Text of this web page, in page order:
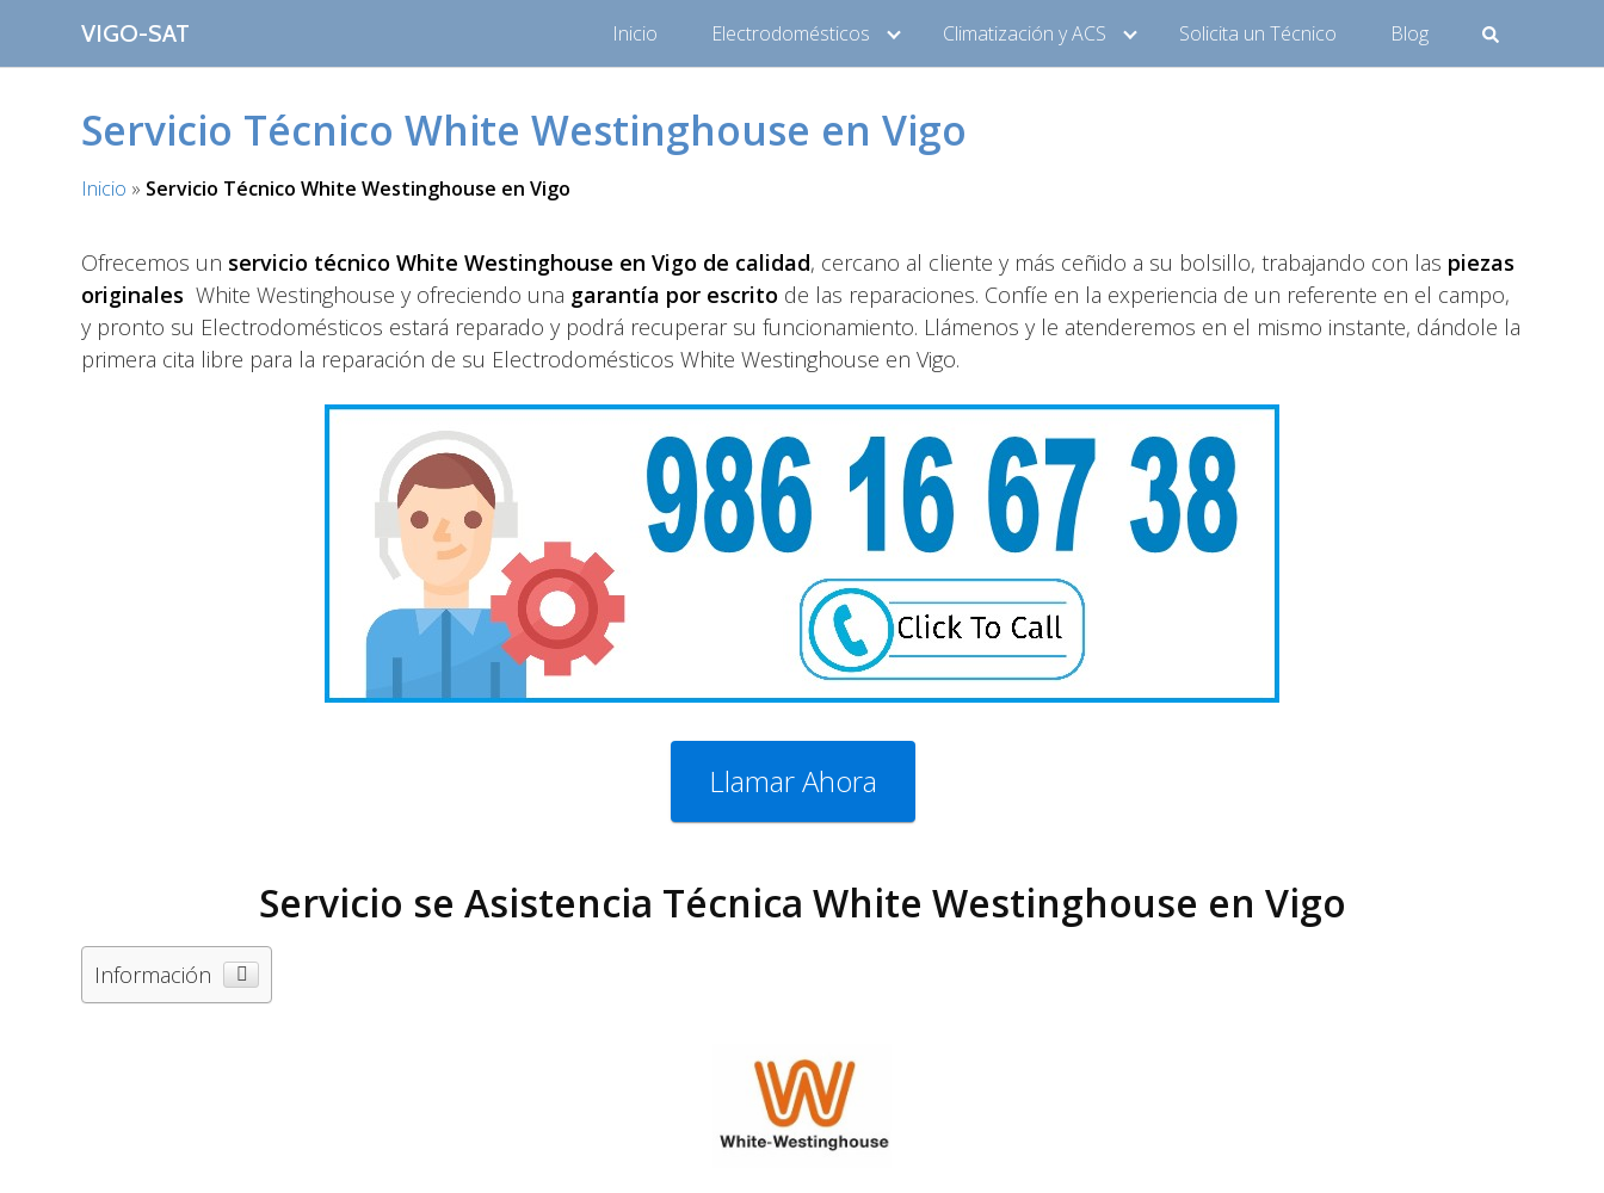
l
VIGO-SAT Inicio Electrodomésticos Climatización y ACS Solicita un Técnico Blog
Servicio Técnico White Westinghouse en Vigo
Inicio » Servicio Técnico White Westinghouse en Vigo
Ofrecemos un servicio técnico White Westinghouse en Vigo de calidad, cercano al cliente y más ceñido a su bolsillo, trabajando con las piezas
originales White Westinghouse y ofreciendo una garantía por escrito de las reparaciones. Confíe en la experiencia de un referente en el campo,
y pronto su Electrodomésticos estará reparado y podrá recuperar su funcionamiento. Llámenos y le atenderemos en el mismo instante, dándole la
primera cita libre para la reparación de su Electrodomésticos White Westinghouse en Vigo.
Llamar Ahora
Servicio se Asistencia Técnica White Westinghouse en Vigo
Información